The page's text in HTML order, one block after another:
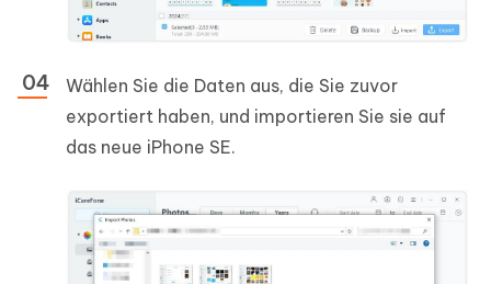
Wählen Sie die Daten aus, die Sie zuvor
exportiert haben, und importieren Sie sie auf
das neue iPhone SE.